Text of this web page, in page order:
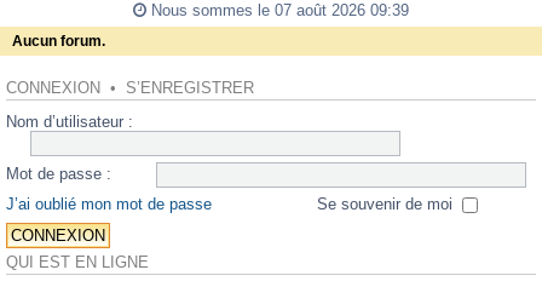
Nous sommes le 07 août 2026 09:39
Aucun forum.
CONNEXION • S’ENREGISTRER
Nom d’utilisateur :
Mot de passe :
J’ai oublié mon mot de passe
Se souvenir de moi
QUI EST EN LIGNE